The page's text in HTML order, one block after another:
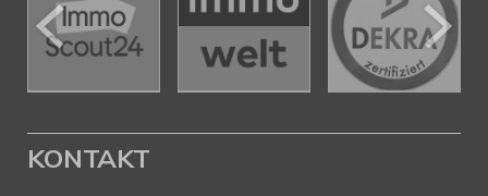
KONTAKT